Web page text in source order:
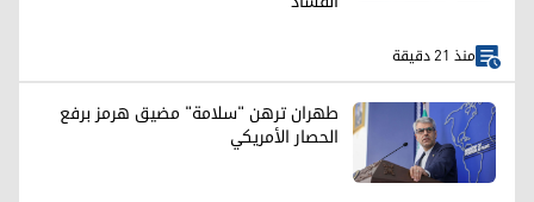
منذ 21 دقيقة
طهران ترهن "سلامة" مضيق هرمز برفع
الحصار الأمريكي